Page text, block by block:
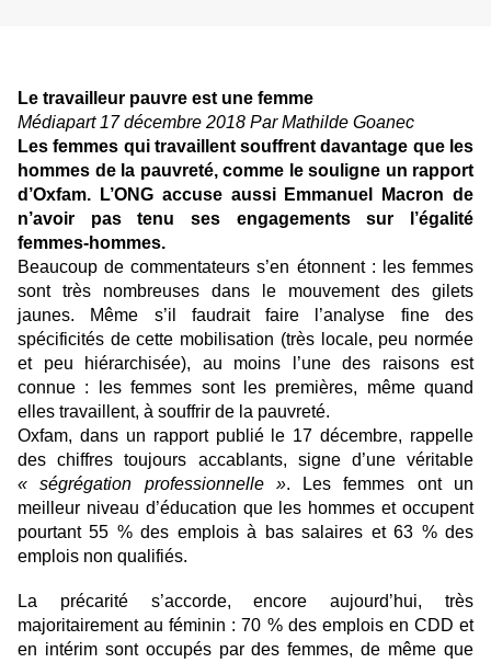
Le travailleur pauvre est une femme
Médiapart 17 décembre 2018 Par Mathilde Goanec
Les femmes qui travaillent souffrent davantage que les
hommes de la pauvreté, comme le souligne un rapport
d’Oxfam. L’ONG accuse aussi Emmanuel Macron de
n’avoir pas tenu ses engagements sur l’égalité
femmes-hommes.
Beaucoup de commentateurs s’en étonnent : les femmes
sont très nombreuses dans le mouvement des gilets
jaunes. Même s’il faudrait faire l’analyse fine des
spécificités de cette mobilisation (très locale, peu normée
et peu hiérarchisée), au moins l’une des raisons est
connue : les femmes sont les premières, même quand
elles travaillent, à souffrir de la pauvreté.
Oxfam, dans un rapport publié le 17 décembre, rappelle
des chiffres toujours accablants, signe d’une véritable
« ségrégation professionnelle ». Les femmes ont un
meilleur niveau d’éducation que les hommes et occupent
pourtant 55 % des emplois à bas salaires et 63 % des
emplois non qualifiés.
La précarité s’accorde, encore aujourd’hui, très
majoritairement au féminin : 70 % des emplois en CDD et
en intérim sont occupés par des femmes, de même que